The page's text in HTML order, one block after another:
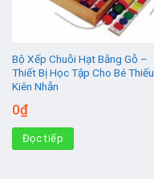
Bộ Xếp Chuỗi Hạt Bằng Gỗ –
Thiết Bị Học Tập Cho Bé Thiếu
Kiên Nhẫn
0₫
Đọc tiếp